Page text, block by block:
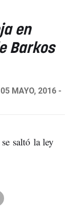
en
Barkos
MAYO, 2016 -
saltó la ley